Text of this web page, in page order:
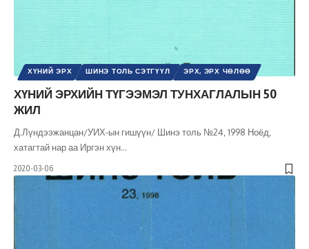
ХҮНИЙ ЭРХ ШИНЭ ТОЛЬ СЭТГҮҮЛ ЭРХ, ЭРХ ЧӨЛӨӨ
ХҮНИЙ ЭРХИЙН ТҮГЭЭМЭЛ ТУНХАГЛАЛЫН 50
ЖИЛ
Д.Лүндээжанцан/УИХ-ын гишүүн/ Шинэ толь №24, 1998 Ноёд,
хатагтай нар аа Иргэн хүн…
2020-03-06